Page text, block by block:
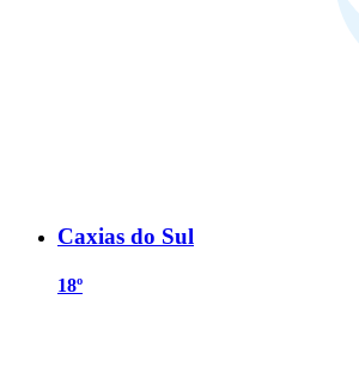
Caxias do Sul
18º